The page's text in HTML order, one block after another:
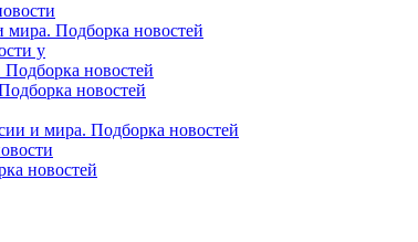
мира. Подборка новостей
у
Подборка новостей
новостей
и мира. Подборка новостей
новостей